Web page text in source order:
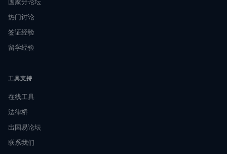
国家分论坛
热门讨论
签证经验
留学经验
工具支持
在线工具
法律桥
出国易论坛
联系我们